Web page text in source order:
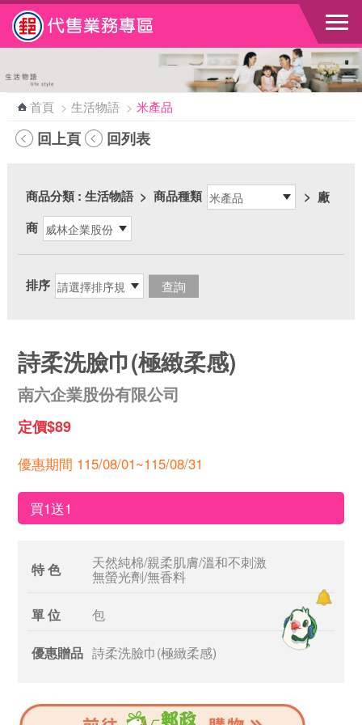
跳到主要內容區塊
首頁 > 生活物語 > 米產品
回上頁 回列表
商品分類: 生活物語 > 商品種類 > 廠
商
排序
詩柔洗臉巾(極緻柔感)
南六企業股份有限公司
定價$89
優惠期間 115/08/01~115/08/31
買1送1
特 色 天然純棉/親柔肌膚/溫和不刺激
無螢光劑/無香料
單 位 包
優惠贈品 詩柔洗臉巾(極緻柔感)